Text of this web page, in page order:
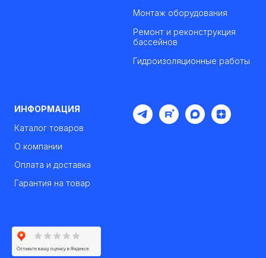
Монтаж оборудования
Ремонт и реконструкция
бассейнов
Гидроизоляционные работы
ИНФОРМАЦИЯ
Каталог товаров
О компании
Оплата и доставка
Гарантия на товар